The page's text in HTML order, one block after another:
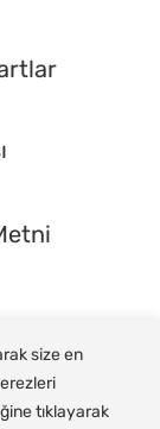
size en
tıklayarak